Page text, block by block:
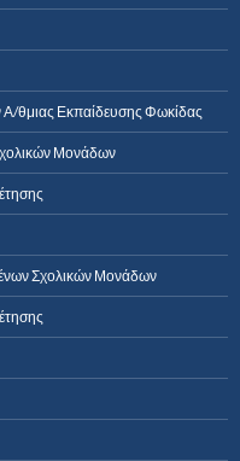
Α/θμιας Εκπαίδευσης Φωκίδας
Μονάδων
Σχολικών Μονάδων